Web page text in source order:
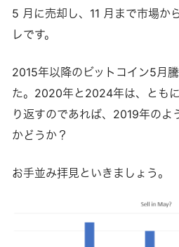
5 月に売却し、11 月まで市場か
レです。
2015年以降のビットコイン5月
た。2020年と2024年は、とも
り返すのであれば、2019年のよ
かどうか？
お手並み拝見といきましょう。